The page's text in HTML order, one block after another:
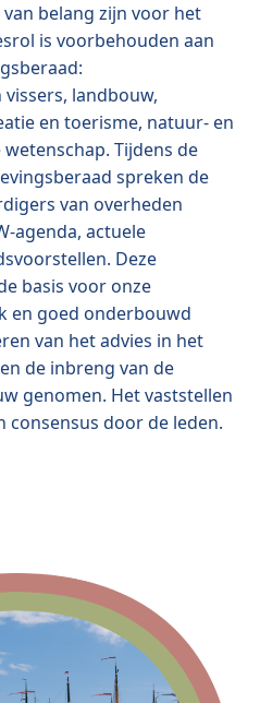
belang zijn voor het
is voorbehouden aan
landbouw,
en toerisme, natuur- en
Tijdens de
spreken de
van overheden
agenda, actuele
Deze
basis voor onze
en goed onderbouwd
van het advies in het
de inbreng van de
genomen. Het vaststellen
consensus door de leden.